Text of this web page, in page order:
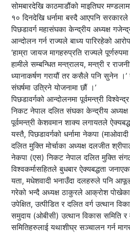
सोमबारदेखि काठमाडौंको माइतिघर
१० दिनदेखि धर्नामा बस्दै आएपनि सरकारले
पिछडावर्ग महासंघका केन्द्रीय अध्यक्ष
आन्दोलन गर्न राज्यले बाध्य पारिरहेको
‘हाम्रा जायज मागहरुप्रति राज्यले
हामीले सम्बन्धित मन्त्रालय, मन्त्री र
ध्यानाकर्षण गरायौं तर कसैले पनि सुनेन
संघर्षमा उत्रिने योजनामा छौं ।’
पिछडावर्गको आन्दोलनमा पूर्वमन्त्री
निकट नेपाल दलित संघका केन्द्रीय अध्यक्ष
पूर्वमन्त्री केशवमान शाक्य लगायतले
यस्तै, पिछडावर्गको धर्नामा नेकपा
दलित मुक्ति मोर्चाका अध्यक्ष दलजीत
नेकपा (एस) निकट नेपाल दलित मुक्ति
विश्वकर्मासहितले बुधबार ऐक्यबद्धता
यता, मधेशवादी भनाउँदा दलहरुले पनि
गरेको भन्दै अध्यक्ष ठाकुरले आक्रोश
उपेक्षित, उत्पीडित र दलित वर्ग उत्थान
समुदाय (ओबीसी) उत्थान विकास समिति र
समितिहरुलाई यथाशीघ्र सञ्चालन गर्न